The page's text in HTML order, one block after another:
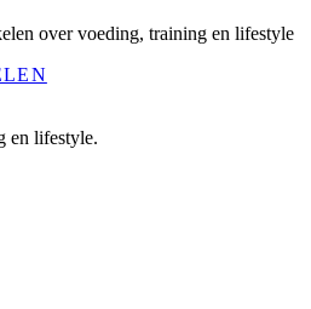
over voeding, training en lifestyle
en lifestyle.